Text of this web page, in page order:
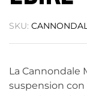
SKU:
La Cannondale
suspension